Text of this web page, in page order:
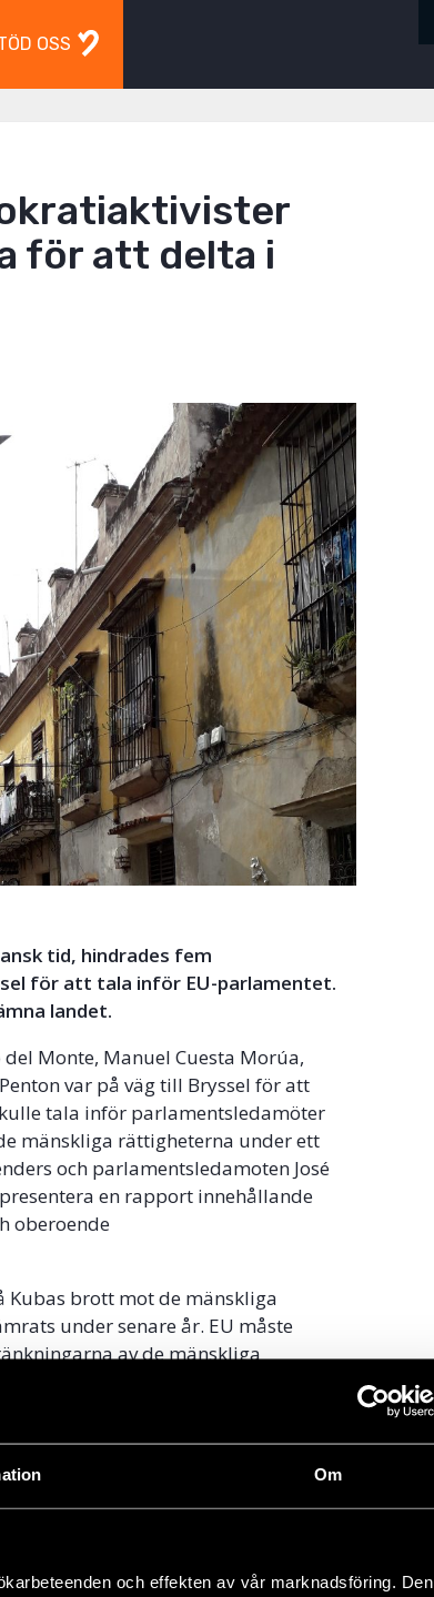
Om
och effekten av vår marknadsföring. Den
OSS
för att delta i
tid, hindrades fem
för att tala inför EU-parlamentet.
landet.
del Monte, Manuel Cuesta Morúa,
var på väg till Bryssel för att
tala inför parlamentsledamöter
mänskliga rättigheterna under ett
och parlamentsledamoten José
en rapport innehållande
oberoende
Kubas brott mot de mänskliga
under senare år. EU måste
av de mänskliga
mer information, klicka